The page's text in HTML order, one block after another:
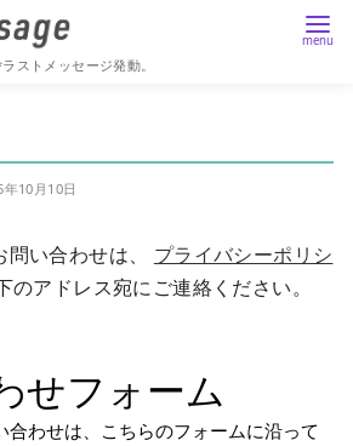
ストメッセージ発動。
年10月10日
い合わせは、 プライバシーポリシ
のアドレス宛にご連絡ください。